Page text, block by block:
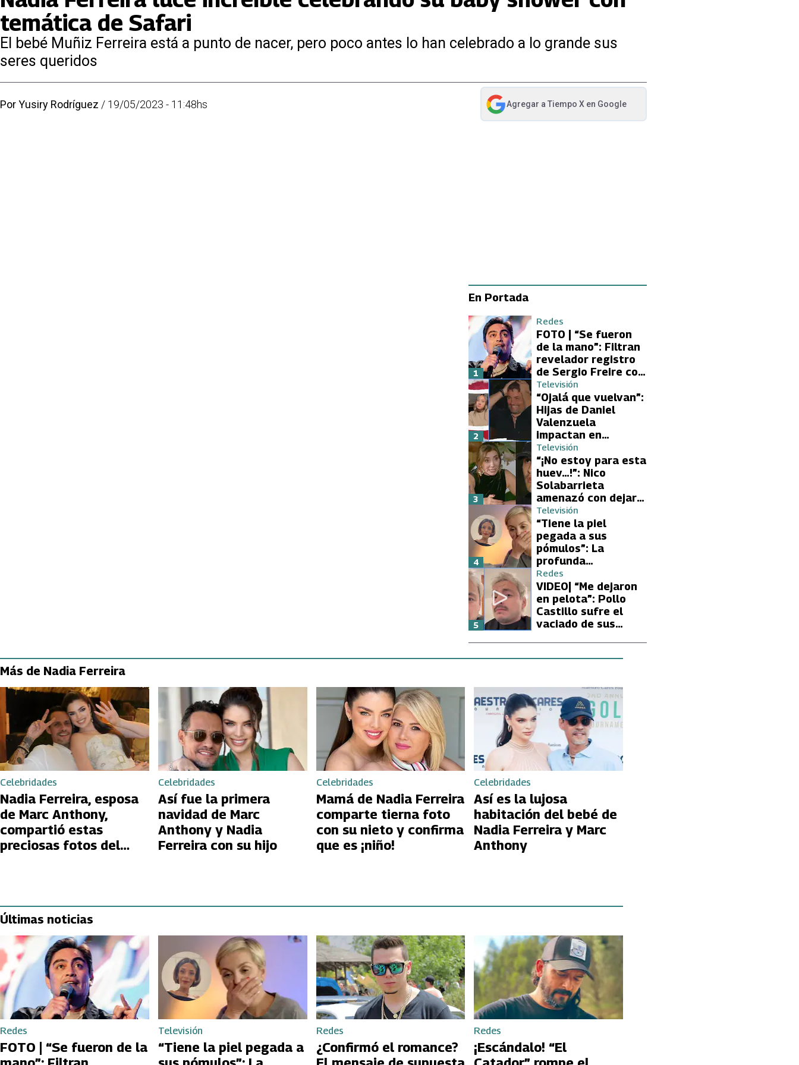
temática de Safari
El bebé Muñiz Ferreira está a punto de nacer, pero poco antes lo han celebrado a lo grande sus
seres queridos
PorYusiry Rodríguez / 19/05/2023 - 11:48hs Agregar a Tiempo Xen Google
abre en nueva pestaña
En Portada
Redes
FOTO | “Se fueron
de la mano”: Filtran
revelador registro
de Sergio Freire con
supuesta nueva
conquista
1
Televisión
“Ojalá que vuelvan”:
Hijas de Daniel
Valenzuela
impactan en
Volverías con tu Ex
2 con directa
petición a su papá
sobre Yamila Reyna
2
Televisión
“¡No estoy para esta
huev…!”: Nico
Solabarrieta
amenazó con dejar
Volverías con tu Ex
tras encontrón con
Carmen Gloria
Arroyo
3
Televisión
“Tiene la piel
pegada a sus
pómulos”: La
profunda
preocupación de
Fran García-
Huidobro por la
extrema delgadez
de Kathy Orellana
4
Redes
VIDEO| “Me dejaron
en pelota”: Pollo
Castillo sufre el
vaciado de sus
5
Más de Nadia Ferreira
Celebridades
Nadia Ferreira, esposa
de Marc Anthony,
compartió estas
preciosas fotos del
Celebridades
Así fue la primera
navidad de Marc
Anthony y Nadia
Ferreira con su hijo
Celebridades
Mamá de Nadia Ferreira
comparte tierna foto
con su nieto y confirma
que es ¡niño!
Celebridades
Así es la lujosa
habitación del bebé de
Nadia Ferreira y Marc
Anthony
Últimas noticias
Redes
FOTO | “Se fueron de la
Televisión
“Tiene la piel pegada a
Redes
¿Confirmó el romance?
Redes
¡Escándalo! “El